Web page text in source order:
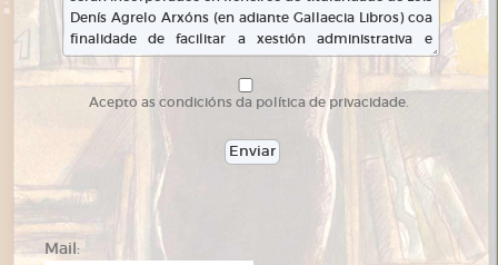
Acepto as condicións da política de privacidade.
Mail: